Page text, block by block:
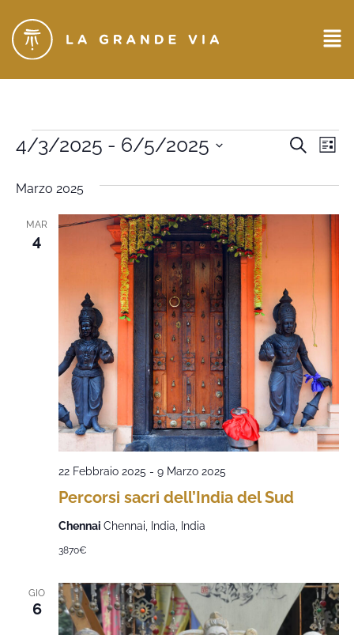
Eventi
viste
CERCA
4/3/2025 - 6/5/2025
data.
Marzo 2025
MAR
4
Percorsi sacri dell’India del Sud
22 Febbraio 2025 - 9 Marzo 2025
Chennai Chennai, India, India
3870€
GIO
6